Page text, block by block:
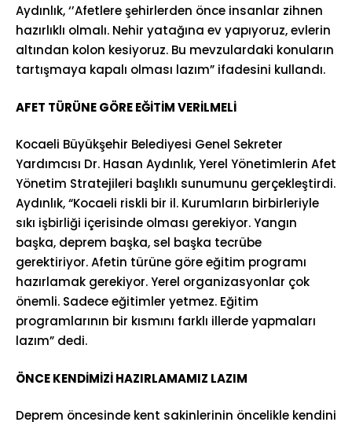
Aydınlık, ‘’Afetlere şehirlerden önce insanlar zihnen
hazırlıklı olmalı. Nehir yatağına ev yapıyoruz, evlerin
altından kolon kesiyoruz. Bu mevzulardaki konuların
tartışmaya kapalı olması lazım” ifadesini kullandı.
AFET TÜRÜNE GÖRE EĞİTİM VERİLMELİ
Kocaeli Büyükşehir Belediyesi Genel Sekreter
Yardımcısı Dr. Hasan Aydınlık, Yerel Yönetimlerin Afet
Yönetim Stratejileri başlıklı sunumunu gerçekleştirdi.
Aydınlık, “Kocaeli riskli bir il. Kurumların birbirleriyle
sıkı işbirliği içerisinde olması gerekiyor. Yangın
başka, deprem başka, sel başka tecrübe
gerektiriyor. Afetin türüne göre eğitim programı
hazırlamak gerekiyor. Yerel organizasyonlar çok
önemli. Sadece eğitimler yetmez. Eğitim
programlarının bir kısmını farklı illerde yapmaları
lazım” dedi.
ÖNCE KENDİMİZİ HAZIRLAMAMIZ LAZIM
Deprem öncesinde kent sakinlerinin öncelikle kendini